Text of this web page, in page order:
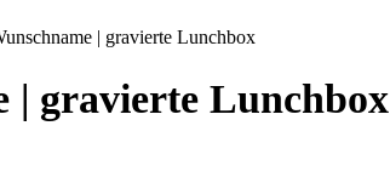
| gravierte Lunchbox
| gravierte Lunchbox